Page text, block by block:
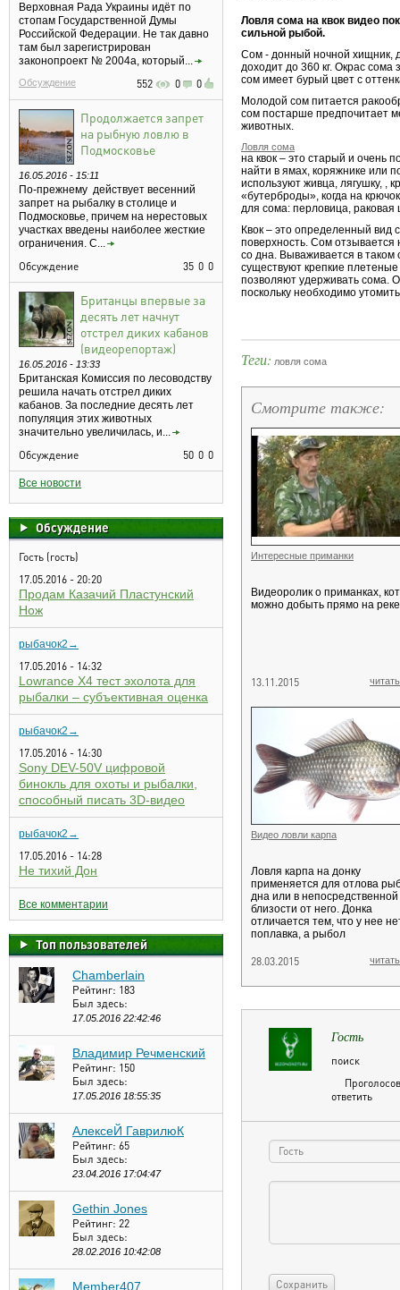
Верховная Рада Украины идёт по
стопам Государственной Думы
Российской Федерации. Не так давно
там был зарегистрирован
законопроект № 2004а, который...
Обсуждение 552 0 0
Продолжается запрет
на рыбную ловлю в
Подмосковье
16.05.2016 - 15:11
По-прежнему действует весенний
запрет на рыбалку в столице и
Подмосковье, причем на нерестовых
участках введены наиболее жесткие
ограничения. С...
Обсуждение 35 0 0
Британцы впервые за
десять лет начнут
отстрел диких кабанов
(видеорепортаж)
16.05.2016 - 13:33
Британская Комиссия по лесоводству
решила начать отстрел диких
кабанов. За последние десять лет
популяция этих животных
значительно увеличилась, и...
Обсуждение 50 0 0
Все новости
Обсуждение
Гость (гость)
17.05.2016 - 20:20
Продам Казачий Пластунский
Нож
рыбачок2→
17.05.2016 - 14:32
Lowrance X4 тест эхолота для
рыбалки – субъективная оценка
рыбачок2→
17.05.2016 - 14:30
Sony DEV-50V цифровой
бинокль для охоты и рыбалки,
способный писать 3D-видео
рыбачок2→
17.05.2016 - 14:28
Не тихий Дон
Все комментарии
Топ пользователей
Chamberlain
Рейтинг: 183
Был здесь:
17.05.2016 22:42:46
Владимир Речменский
Рейтинг: 150
Был здесь:
17.05.2016 18:55:35
АлексеЙ ГаврилюК
Рейтинг: 65
Был здесь:
23.04.2016 17:04:47
Gethin Jones
Рейтинг: 22
Был здесь:
28.02.2016 10:42:08
Member407
Ловля сома на квок видео
сильной рыбой.
Сом - донный ночной хищник,
доходит до 360 кг. Окрас сома
сом имеет бурый цвет с
Молодой сом питается
сом постарше предпочитает
животных.
Ловля сома
на квок – это старый и очень
найти в ямах, коряжнике или
используют живца, лягушку, ,
«бутерброды», когда на
для сома: перловица,
Квок – это определенный вид
поверхность. Сом отзывается
со дна. Вываживается в
существуют крепкие
позволяют удерживать сома.
поскольку необходимо
Теги: ловля сома
Смотрите также:
Интересные приманки
Видеоролик о приманках,
можно добыть прямо на
13.11.2015
Видео ловли карпа
Ловля карпа на донку
применяется для отлова
дна или в непосредственной
близости от него. Донка
отличается тем, что у нее
поплавка, а рыбол
28.03.2015
Гость
поиск
ответить